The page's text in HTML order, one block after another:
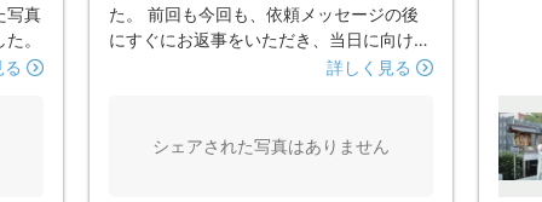
写真
。
た。 前回も今回も、依頼メッセージの後
にすぐにお返事をいただき、当日に向けた
こちらの希望なども細かく聞いていただけ
も応じていただき、とてもステキなお写真
詳しく見る
シェアされた写真はありません